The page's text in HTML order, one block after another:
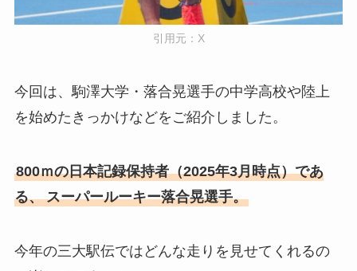
引用元：X
今回は、駒澤大学・落合晃選手の中学高校や陸上
を始めたきっかけなどをご紹介しました。
800ｍの日本記録保持者（2025年3月時点）であ
る、 スーパールーキー落合晃選手。
今年の三大駅伝ではどんな走りを見せてくれるの